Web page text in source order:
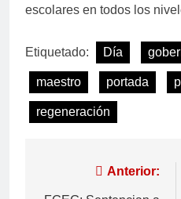
escolares en todos los
Etiquetado: Día
maestro portada
regeneración
Anterior: